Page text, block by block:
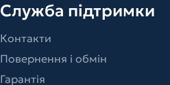
Служба підтримки
Контакти
Повернення і обмін
Гарантія